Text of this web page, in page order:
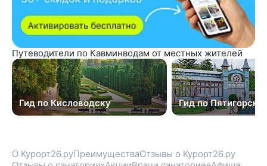
Путеводители по Кавминводам от местных жителей
Гид по Кисловодску Гид по Пятигорску
О Курорт26.руПреимуществаОтзывы о Курорт26.ру